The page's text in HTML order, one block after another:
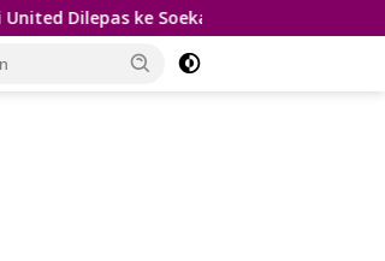
Cup Nasional, Edi Purwanto :